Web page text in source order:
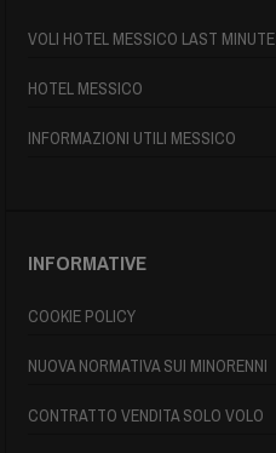
VOLI HOTEL MESSICO LAST
HOTEL MESSICO
INFORMAZIONI UTILI MESSICO
INFORMATIVE
COOKIE POLICY
NUOVA NORMATIVA SUI MINORENNI
CONTRATTO VENDITA SOLO VOLO